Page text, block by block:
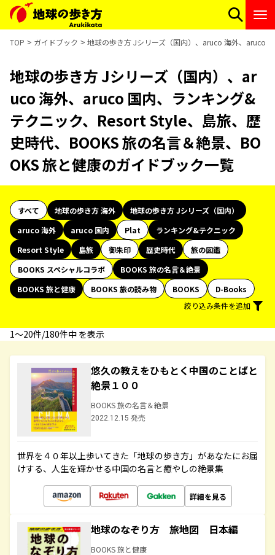
TOP ガイドブック 地球の歩き方 Jシリーズ（国内）、aruco 海外、aruco
地球の歩き方 Jシリーズ（国内）、ar
uco 海外、aruco 国内、ランキング&
テクニック、Resort Style、島旅、歴
史時代、BOOKS 旅の名言＆絶景、BO
OKS 旅と健康のガイドブック一覧
すべて 地球の歩き方 海外
地球の歩き方 Jシリーズ（国内）
aruco 海外
aruco 国内 Plat
ランキング&テクニック
Resort Style
島旅 御朱印 歴史時代
旅の図鑑
BOOKS スペシャルコラボ
BOOKS 旅の名言＆絶景
BOOKS 旅と健康
BOOKS 旅の読み物 BOOKS
D-Books
絞り込み条件を追加
1〜20件/180件中 を表示
悠久の教えをひもとく中国のことばと
絶景１００
BOOKS 旅の名言＆絶景
2022.12.15 発売
世界を４０年以上歩いてきた「地球の歩き方」があなたにお届
けする、人生を輝かせる中国の名言と癒やしの絶景集
詳細を見る
地球のなぞり方 旅地図 日本編
BOOKS 旅と健康